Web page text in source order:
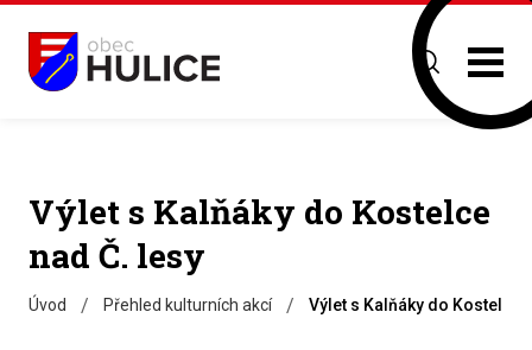
Výlet s Kalňáky do Kostelce
nad Č. lesy
Úvod / Přehled kulturních akcí / Výlet s Kalňáky do Kostelce